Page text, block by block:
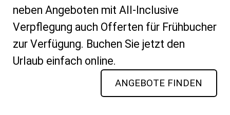
neben Angeboten mit All-Inclusive
Verpflegung auch Offerten für Frühbucher
zur Verfügung. Buchen Sie jetzt den
Urlaub einfach online.
ANGEBOTE FINDEN